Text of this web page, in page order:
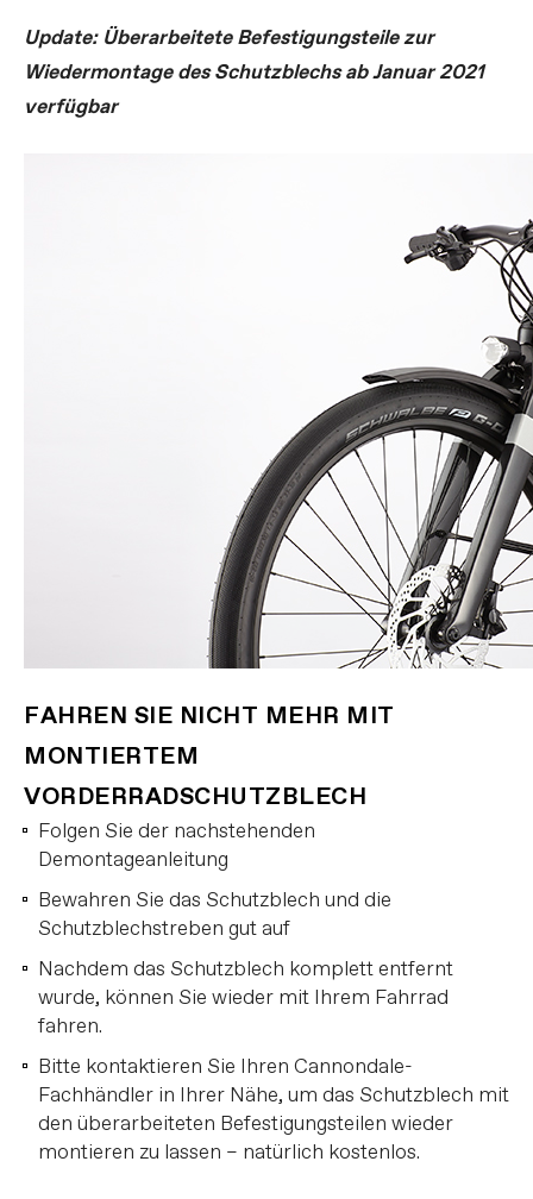
Update: Überarbeitete Befestigungsteile zur
Wiedermontage des Schutzblechs ab Januar 2021
verfügbar
FAHREN SIE NICHT MEHR MIT
MONTIERTEM
VORDERRADSCHUTZBLECH
Folgen Sie der nachstehenden
Demontageanleitung
Bewahren Sie das Schutzblech und die
Schutzblechstreben gut auf
Nachdem das Schutzblech komplett entfernt
wurde, können Sie wieder mit Ihrem Fahrrad
fahren.
Bitte kontaktieren Sie Ihren Cannondale-
Fachhändler in Ihrer Nähe, um das Schutzblech mit
den überarbeiteten Befestigungsteilen wieder
montieren zu lassen – natürlich kostenlos.